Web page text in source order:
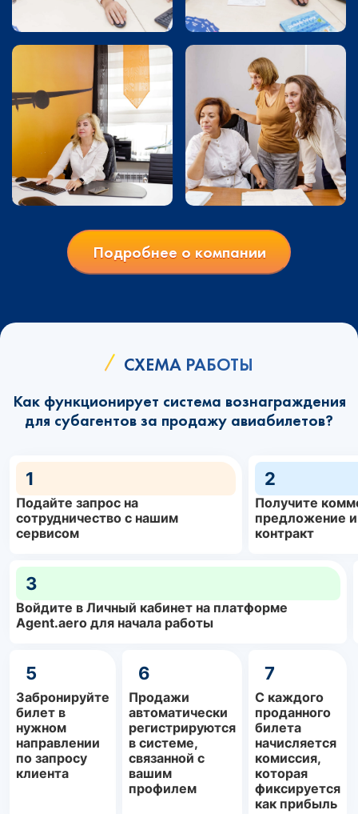
Подробнее о компании
СХЕМА РАБОТЫ
Как функционирует система вознаграждения
для субагентов за продажу авиабилетов?
1
Подайте запрос на
сотрудничество с нашим
сервисом
2
Получите
предложение
контракт
3
Войдите в Личный кабинет на платформе
Agent.aero для начала работы
5
Забронируйте
билет в
нужном
направлении
по запросу
клиента
6
Продажи
автоматически
регистрируются
в системе,
связанной с
вашим
профилем
7
С каждого
проданного
билета
начисляется
комиссия,
которая
фиксируется
как прибыль